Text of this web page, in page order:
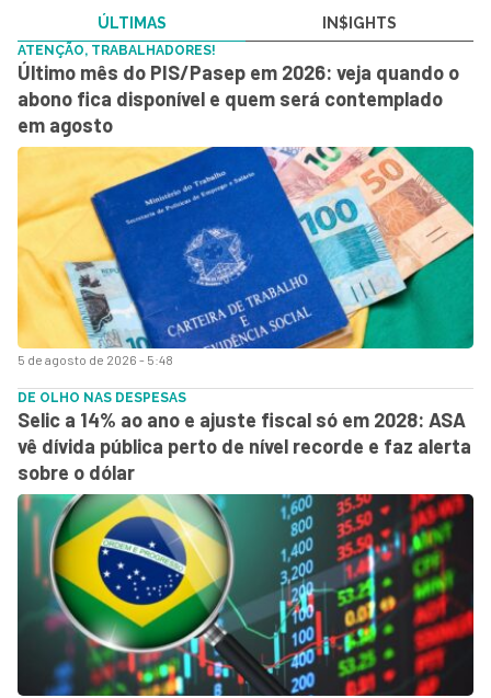
ÚLTIMAS IN$IGHTS
5 de agosto de 2026 - 5:48
ATENÇÃO, TRABALHADORES!
Último mês do PIS/Pasep em 2026: veja quando o
abono fica disponível e quem será contemplado
em agosto
DE OLHO NAS DESPESAS
Selic a 14% ao ano e ajuste fiscal só em 2028: ASA
vê dívida pública perto de nível recorde e faz alerta
sobre o dólar